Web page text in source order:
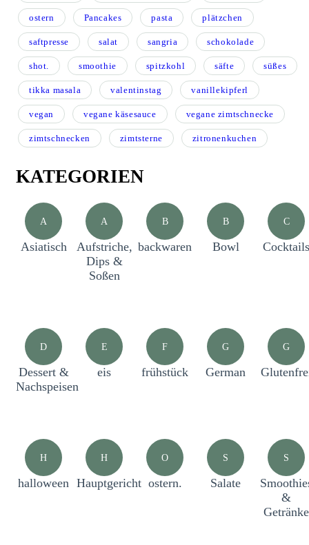
ostern Pancakes pasta plätzchen
saftpresse salat sangria schokolade
shot. smoothie spitzkohl säfte süßes
tikka masala valentinstag vanillekipferl
vegan vegane käsesauce vegane zimtschnecke
zimtschnecken zimtsterne zitronenkuchen
KATEGORIEN
A
Asiatisch
A
Aufstriche,
Dips &
Soßen
B
backwaren
B
Bowl
C
Cocktails
D
Dessert &
Nachspeisen
E
eis
F
frühstück
G
German
G
H
halloween
H
Hauptgericht
O
ostern.
S
Salate
S
&
Getränke